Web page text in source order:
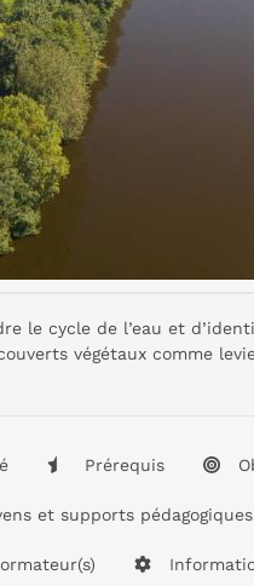
le cycle de l’eau et
végétaux comme
Prérequis
et supports pédagogiques